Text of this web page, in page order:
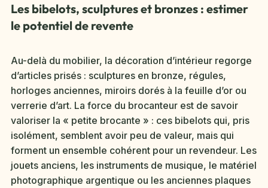
Les bibelots, sculptures et bronzes : estimer
le potentiel de revente
Au-delà du mobilier, la décoration d’intérieur regorge
d’articles prisés : sculptures en bronze, régules,
horloges anciennes, miroirs dorés à la feuille d’or ou
verrerie d’art. La force du brocanteur est de savoir
valoriser la « petite brocante » : ces bibelots qui, pris
isolément, semblent avoir peu de valeur, mais qui
forment un ensemble cohérent pour un revendeur. Les
jouets anciens, les instruments de musique, le matériel
photographique argentique ou les anciennes plaques